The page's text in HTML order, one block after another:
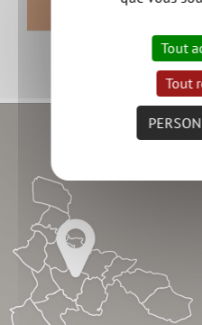
Tout
Tout